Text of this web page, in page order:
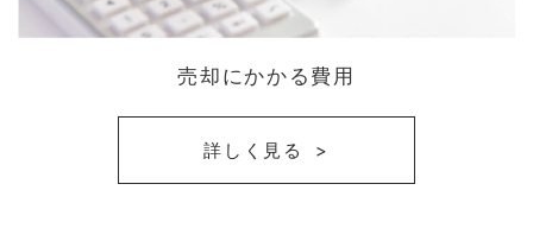
売却にかかる費用
詳しく見る